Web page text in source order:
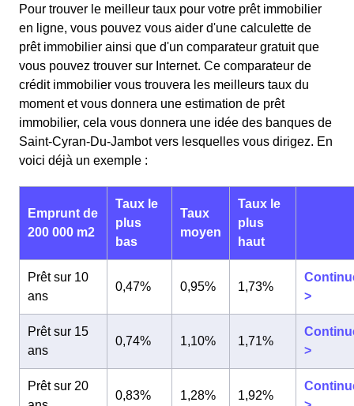
Pour trouver le meilleur taux pour votre prêt immobilier
en ligne, vous pouvez vous aider d'une calculette de
prêt immobilier ainsi que d'un comparateur gratuit que
vous pouvez trouver sur Internet. Ce comparateur de
crédit immobilier vous trouvera les meilleurs taux du
moment et vous donnera une estimation de prêt
immobilier, cela vous donnera une idée des banques de
Saint-Cyran-Du-Jambot vers lesquelles vous dirigez. En
voici déjà un exemple :
Emprunt de
200 000 m2
Taux le
plus
bas
Taux
moyen
Taux le
plus
haut
Prêt sur 10
ans
0,47% 0,95% 1,73%
>
Prêt sur 15
ans
0,74% 1,10% 1,71%
>
Prêt sur 20
0,83% 1,28% 1,92%